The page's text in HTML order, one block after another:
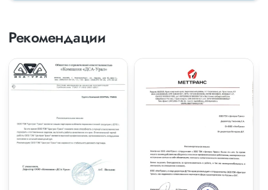
Рекомендации